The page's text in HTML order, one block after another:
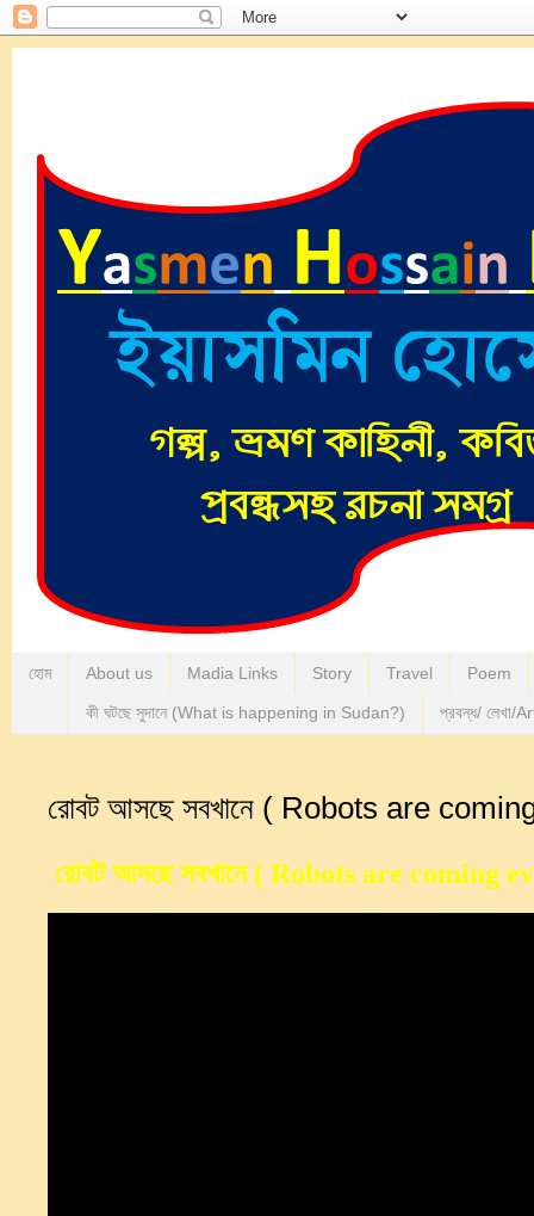
হোম About us Madia Links Story Travel Poem
কী ঘটছে সুদানে (What is happening in Sudan?) প্রবন্ধ/ লেখা/
রোবট আসছে সবখানে ( Robots are
রোবট আসছে সবখানে ( Robots are coming